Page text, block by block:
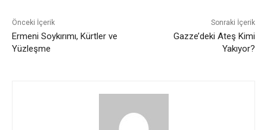
Önceki İçerik
Ermeni Soykırımı, Kürtler ve
Yüzleşme
Sonraki İçerik
Gazze’deki Ateş Kimi
Yakıyor?